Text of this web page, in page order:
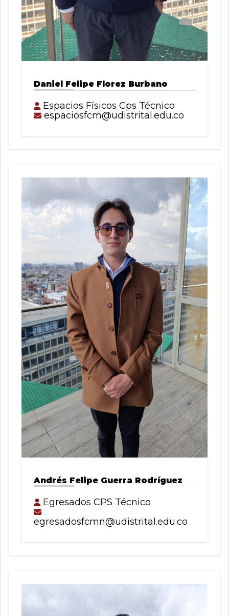
Daniel Felipe Florez Burbano
Espacios Físicos Cps Técnico
espaciosfcm@udistrital.edu.co
Andrés Felipe Guerra Rodríguez
Egresados CPS Técnico
egresadosfcmn@udistrital.edu.co